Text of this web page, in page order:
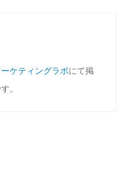
ケティングラボにて掲
。